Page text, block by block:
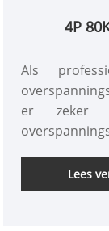
4P
Als
er zeker
levering.
Lees